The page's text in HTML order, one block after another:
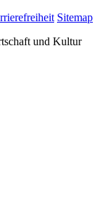
Sitemap
und Kultur